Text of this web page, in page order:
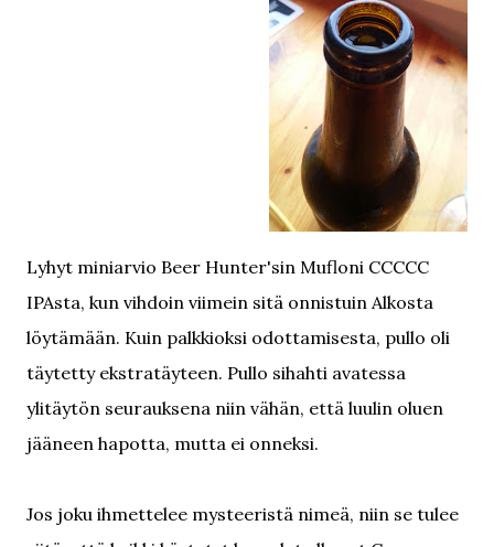
Lyhyt miniarvio Beer Hunter'sin Mufloni CCCCC
IPAsta, kun vihdoin viimein sitä onnistuin Alkosta
löytämään. Kuin palkkioksi odottamisesta, pullo oli
täytetty ekstratäyteen. Pullo sihahti avatessa
ylitäytön seurauksena niin vähän, että luulin oluen
jääneen hapotta, mutta ei onneksi.
Jos joku ihmettelee mysteeristä nimeä, niin se tulee